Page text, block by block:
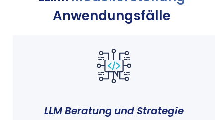
Anwendungsfälle
LLM Beratung und Strategie